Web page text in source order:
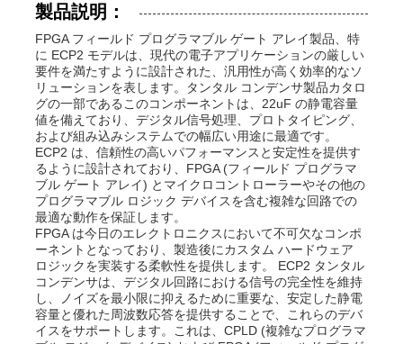
製品説明：
FPGA フィールド プログラマブル ゲート アレイ製品、特
に ECP2 モデルは、現代の電子アプリケーションの厳しい
要件を満たすように設計された、汎用性が高く効率的なソ
リューションを表します。タンタル コンデンサ製品カタロ
グの一部であるこのコンポーネントは、22uF の静電容量
値を備えており、デジタル信号処理、プロトタイピング、
および組み込みシステムでの幅広い用途に最適です。
ECP2 は、信頼性の高いパフォーマンスと安定性を提供す
るように設計されており、FPGA (フィールド プログラマ
ブル ゲート アレイ) とマイクロコントローラーやその他の
プログラマブル ロジック デバイスを含む複雑な回路での
最適な動作を保証します。
FPGA は今日のエレクトロニクスにおいて不可欠なコンポ
ーネントとなっており、製造後にカスタム ハードウェア
ロジックを実装する柔軟性を提供します。 ECP2 タンタル
コンデンサは、デジタル回路における信号の完全性を維持
し、ノイズを最小限に抑えるために重要な、安定した静電
容量と優れた周波数応答を提供することで、これらのデバ
イスをサポートします。これは、CPLD (複雑なプログラマ